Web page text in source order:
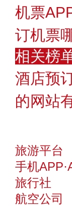
机票
订机票
相关榜
酒店预
的网站
旅游平台
手机
旅行社
航空公司